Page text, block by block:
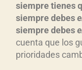
siempre tienes
siempre debes
siempre debes
cuenta que los
prioridades